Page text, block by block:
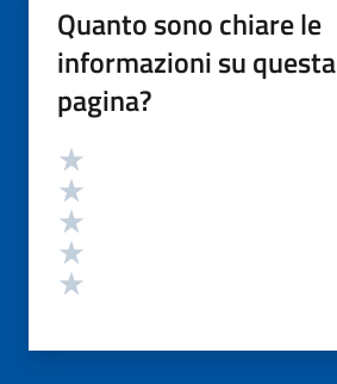
Quanto sono chiare le
informazioni su questa
pagina?
Valutazione